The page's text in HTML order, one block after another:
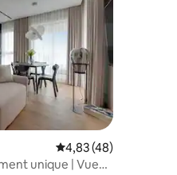
59 commentaires : 5 sur 5
Évaluation moyenne
4,83 (48)
unique | Vue